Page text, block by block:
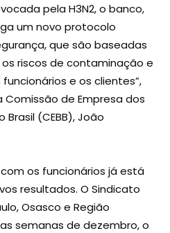
pela H3N2, o banco,
um novo protocolo
que são baseadas
riscos de contaminação e
e os clientes”,
de Empresa dos
Brasil (CEBB), João
os funcionários já está
resultados. O Sindicato
Osasco e Região
semanas de dezembro, o